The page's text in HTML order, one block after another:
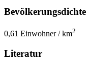
Bevölkerungsdichte
0,61 Einwohner / km2
Literatur